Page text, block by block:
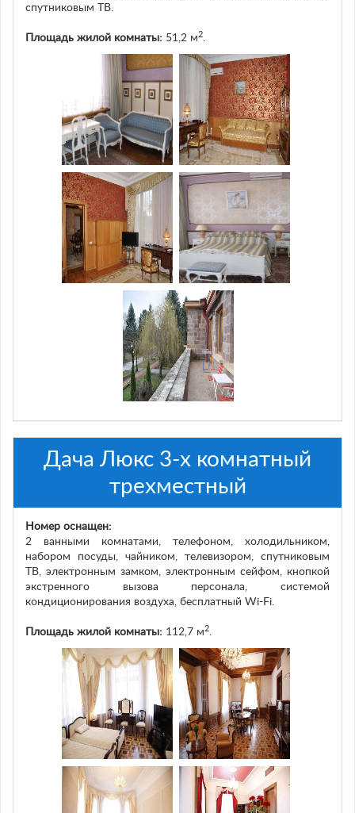
спутниковым ТВ.
Площадь жилой комнаты: 51,2 м2.
Дача Люкс 3-х комнатный
трехместный
Номер оснащен:
2 ванными комнатами, телефоном, холодильником,
набором посуды, чайником, телевизором, спутниковым
ТВ, электронным замком, электронным сейфом, кнопкой
экстренного вызова персонала, системой
кондиционирования воздуха, бесплатный Wi-Fi.
Площадь жилой комнаты: 112,7 м2.